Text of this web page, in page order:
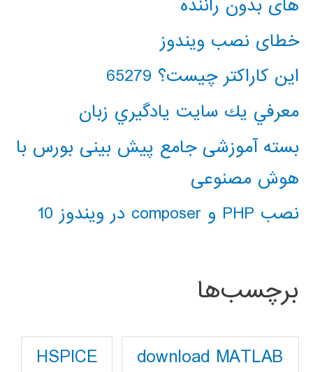
های بدون راننده
خطای نصب ویندوز
این کاراکتر چیست؟ 65279
معرفي يك سايت يادگيري زبان
بسته آموزشی جامع پیش بینی بورس با
هوش مصنوعی
نصب PHP و composer در ویندوز 10
برچسب‌ها
download MATLAB
HSPICE